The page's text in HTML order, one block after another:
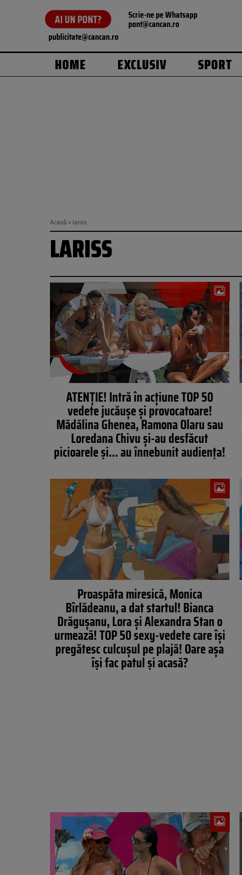
AI UN PONT? Scrie-ne pe Whatsapp
pont@cancan.ro
publicitate@cancan.ro
HOME EXCLUSIV SPORT
Acasă » lariss
LARISS
ATENŢIE! Intră în acţiune TOP 50
vedete jucăuşe şi provocatoare!
Mădălina Ghenea, Ramona Olaru sau
Loredana Chivu şi-au desfăcut
picioarele şi… au înnebunit audienţa!
Proaspăta miresică, Monica
Bîrlădeanu, a dat startul! Bianca
Drăgușanu, Lora și Alexandra Stan o
urmează! TOP 50 sexy-vedete care își
pregătesc culcușul pe plajă! Oare așa
își fac patul și acasă?